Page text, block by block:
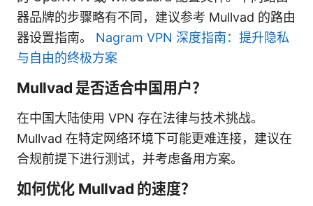
器品牌的步骤略有不同，建议参考 Mullvad 的路由
器设置指南。 Nagram VPN 深度指南：提升隐私
与自由的终极方案
Mullvad 是否适合中国用户？
在中国大陆使用 VPN 存在法律与技术挑战。
Mullvad 在特定网络环境下可能更难连接，建议在
合规前提下进行测试，并考虑备用方案。
如何优化 Mullvad 的速度？